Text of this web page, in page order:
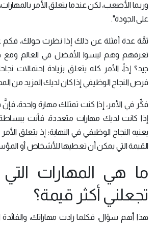
وربما الأصعب، لكن عندما يتعلق الأمر
على الجودة".
ثمَّة عدة أمثلة عن ذلك إذا نظرت حولك، فكم
تعرفهم وهم ليسوا الأفضل في العالم
جيد؟ إذاً، الأمر كله يتعلق بزيادة احتمالات
فرص النجاح الوظيفي إذا كان لديك المزيد من
فكِّر في الأمر، إذا كنت تمتلك مهارة واحدة،
إذا كانت لديك مهارات متعددة، فأنت
يعنيه النجاح الوظيفي في النهاية؛ إذ يتعلق
القيمة التي يمكن أن تعطيها للأشخاص أو
ما هي المهارات
تجعلني أكثر قيمة؟
هذا أهم سؤال، فكلما زادت مهاراتك، والفائدة